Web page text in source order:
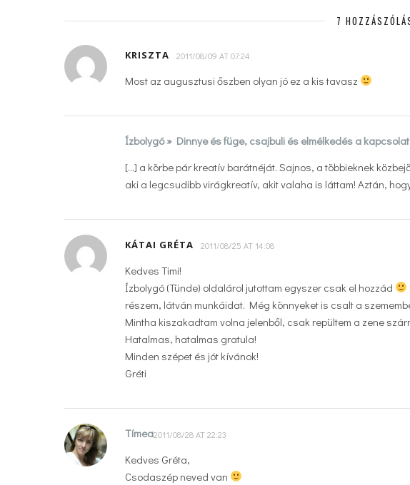
7
KRISZTA 2011/08/09 AT 07:24
Most az augusztusi őszben olyan jó ez a kis tavasz
Ízbolygó » Dinnye és füge, csajbuli és elmélkedés a
[…] a körbe pár kreatív barátnéját. Sajnos, a többieknek
aki a legcsudibb virágkreatív, akit valaha is láttam! Aztán,
KÁTAI GRÉTA 2011/08/25 AT 14:08
Kedves Timi!
Ízbolygó (Tünde) oldalárol jutottam egyszer csak el hozzád
részem, látván munkáidat. Még könnyeket is csalt a
Mintha kiszakadtam volna jelenből, csak repültem a zene
Hatalmas, hatalmas gratula!
Minden szépet és jót kívánok!
Gréti
Tímea2011/08/28 AT 22:23
Kedves Gréta,
Csodaszép neved van